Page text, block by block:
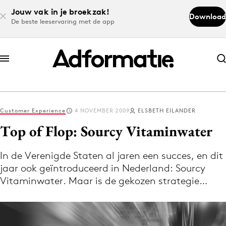
Jouw vak in je broekzak!
De beste leeservaring met de app
Download
Abonneer nu
Abonneer nu
Log in
Download de app
Volg het laatste nieuws via de Adformatie
Nieuws app
Customer Experience 4 NOVEMBER 2009 ELSBETH EILANDER
Top of Flop: Sourcy Vitaminwater
In de Verenigde Staten al jaren een succes, en dit
jaar ook geïntroduceerd in Nederland: Sourcy
Vitaminwater. Maar is de gekozen strategie…